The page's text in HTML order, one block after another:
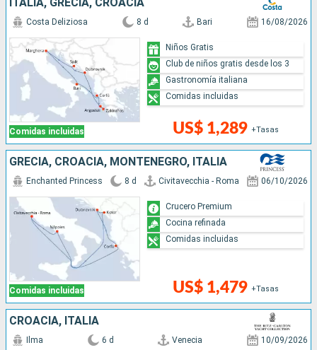
ITALIA, GRECIA, CROACIA
Comidas incluidas
Costa Deliziosa 8 d Bari 16/08/2026
US$ 1,289 +Tasas
Niños Gratis
Club de niños gratis desde los 3
Gastronomía italiana
Comidas incluidas
GRECIA, CROACIA, MONTENEGRO, ITALIA
Comidas incluidas
Enchanted Princess 8 d Civitavecchia - Roma 06/10/2026
US$ 1,479 +Tasas
Crucero Premium
Cocina refinada
Comidas incluidas
CROACIA, ITALIA
Ilma 6 d Venecia 10/09/2026